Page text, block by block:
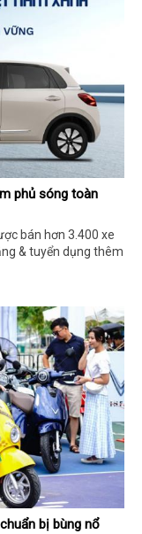
phủ sóng toàn
bán hơn 3.400 xe
& tuyển dụng thêm
bị bùng nổ